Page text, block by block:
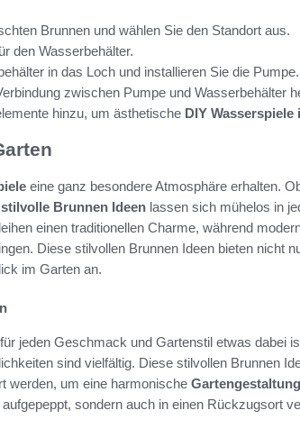
Brunnen und wählen Sie den Standort aus.
den Wasserbehälter.
in das Loch und installieren Sie die Pumpe.
zwischen Pumpe und Wasserbehälter
hinzu, um ästhetische DIY Wasserspiele
eine ganz besondere Atmosphäre erhalten.
stilvolle Brunnen Ideen lassen sich mühelos in
einen traditionellen Charme, während
Diese stilvollen Brunnen Ideen bieten nicht
im Garten an.
jeden Geschmack und Gartenstil etwas dabei
sind vielfältig. Diese stilvollen Brunnen
werden, um eine harmonische
sondern auch in einen Rückzugsort